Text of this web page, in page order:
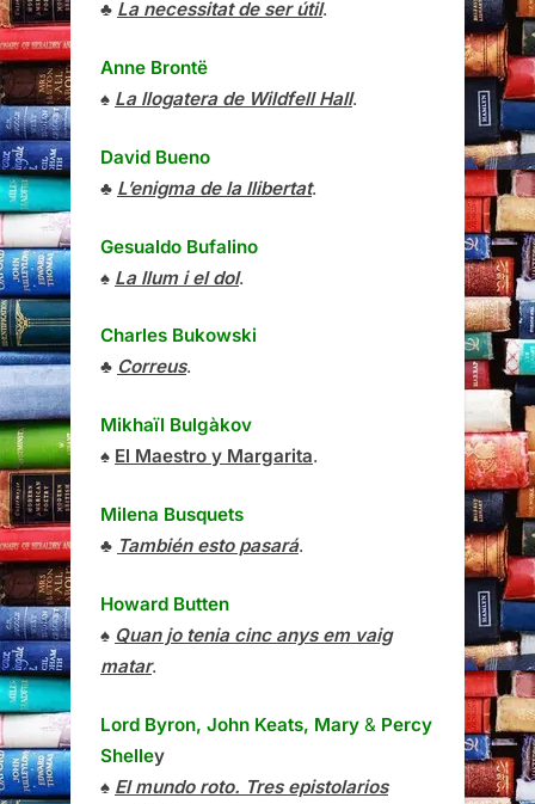
♣ La necessitat de ser útil.
Anne Brontë
♠ La llogatera de Wildfell Hall.
David Bueno
♣ L’enigma de la llibertat.
Gesualdo Bufalino
♠ La llum i el dol.
Charles Bukowski
♣ Correus.
Mikhaïl Bulgàkov
♠ El Maestro y Margarita.
Milena Busquets
♣ También esto pasará.
Howard Butten
♠ Quan jo tenia cinc anys em vaig
matar.
Lord Byron, John Keats, Mary & Percy
Shelley
♠ El mundo roto. Tres epistolarios